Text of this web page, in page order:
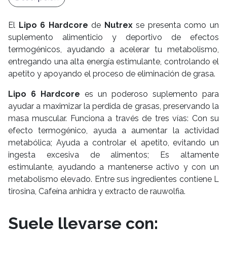
El Lipo 6 Hardcore de Nutrexse presenta como un
suplemento alimenticio y deportivo de efectos
termogénicos, ayudando a acelerar tu metabolismo,
entregando una alta energía estimulante, controlando el
apetito y apoyando el proceso de eliminación de grasa.
Lipo 6 Hardcore es un poderoso suplemento para
ayudar a maximizar la perdida de grasas, preservando la
masa muscular. Funciona a través de tres vías: Con su
efecto termogénico, ayuda a aumentar la actividad
metabólica; Ayuda a controlar el apetito, evitando un
ingesta excesiva de alimentos; Es altamente
estimulante, ayudando a mantenerse activo y con un
metabolismo elevado. Entre sus ingredientes contiene L
tirosina, Cafeína anhidra y extracto de rauwolfia.
Suele llevarse con: